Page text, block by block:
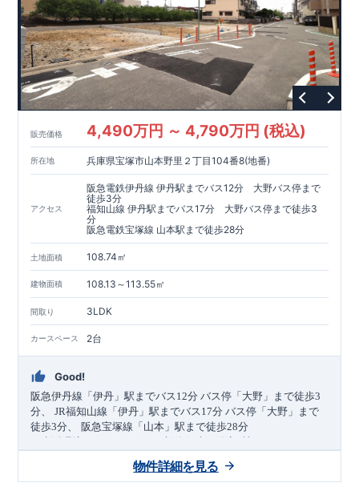
販売価格 4,490万円 ～ 4,790万円 (税込)
所在地 兵庫県宝塚市山本野里２丁目104番8(地番)
アクセス
阪急電鉄伊丹線 伊丹駅までバス12分 大野バス停まで
徒歩3分
福知山線 伊丹駅までバス17分 大野バス停まで徒歩3
分
阪急電鉄宝塚線 山本駅まで徒歩28分
土地面積 108.74㎡
建物面積 108.13～113.55㎡
間取り 3LDK
カースペース 2台
Good!
阪急伊丹線 「伊丹」駅までバス 12分 バス停 「大野」 まで徒歩3
分、
​JR福知山線 「伊丹」駅までバス 17分 バス停 「大野」
まで
徒歩3分、 ​阪急宝塚線 「山本」駅まで徒歩28分
可動棚付き土間収納(2.3号棟)
物件詳細を見る